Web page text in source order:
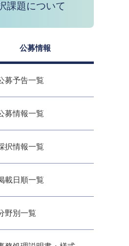
課題について
公募情報
募予告一覧
募情報一覧
択情報一覧
載日順一覧
野別一覧